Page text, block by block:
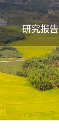
研究报告